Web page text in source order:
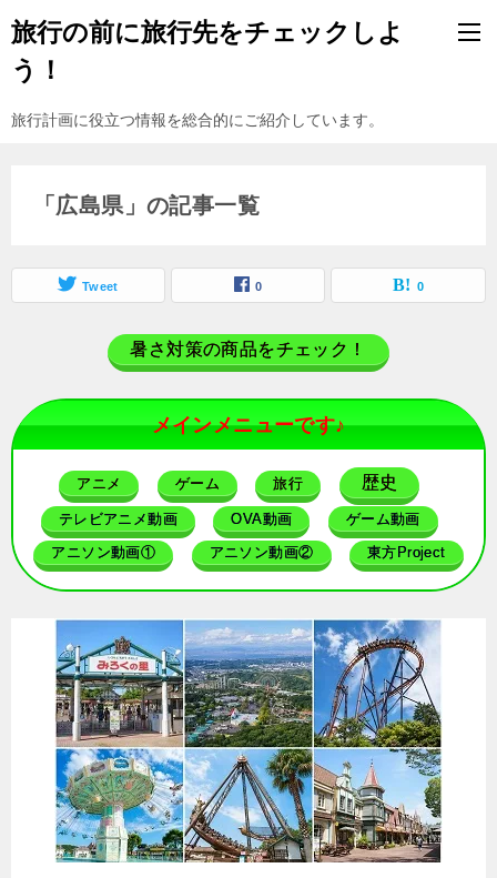
旅行の前に旅行先をチェックしよ
う！
旅行計画に役立つ情報を総合的にご紹介しています。
「広島県」の記事一覧
Tweet 0 0
暑さ対策の商品をチェック！
メインメニューです♪
アニメ ゲーム 旅行 歴史
テレビアニメ動画 OVA動画 ゲーム動画
アニソン動画① アニソン動画② 東方Project